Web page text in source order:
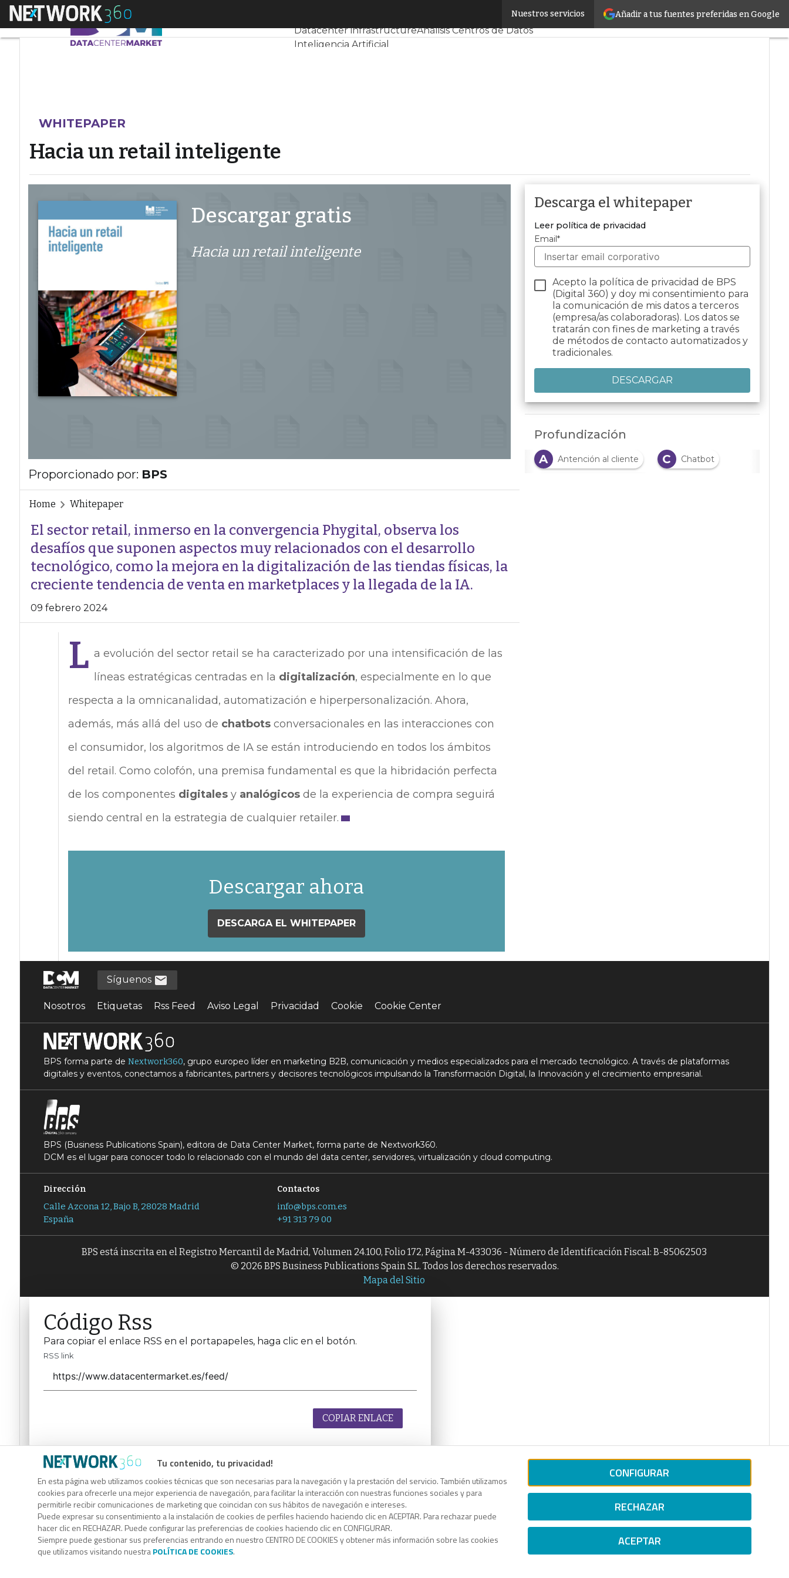
Añadir a tus fuentes preferidas en Google
Nuestros servicios
Menú SostenibilidadTendencias TI
Datacenter infrastructureAnálisis Centros de Datos
Inteligencia Artificial
WHITEPAPER
Hacia un retail inteligente
Descargar gratis
Hacia un retail inteligente
Proporcionado por: BPS
Home Whitepaper
El sector retail, inmerso en la convergencia Phygital, observa los
desafíos que suponen aspectos muy relacionados con el desarrollo
tecnológico, como la mejora en la digitalización de las tiendas físicas, la
creciente tendencia de venta en marketplaces y la llegada de la IA.
09 febrero 2024
L a evolución del sector retail se ha caracterizado por una intensificación de las
líneas estratégicas centradas en la digitalización, especialmente en lo que
respecta a la omnicanalidad, automatización e hiperpersonalización. Ahora,
además, más allá del uso de chatbotsconversacionales en las interacciones con
el consumidor, los algoritmos de IA se están introduciendo en todos los ámbitos
del retail. Como colofón, una premisa fundamental es que la hibridación perfecta
de los componentes digitalesy analógicosde la experiencia de compra seguirá
siendo central en la estrategia de cualquier retailer.
Descargar ahora
DESCARGA EL WHITEPAPER
Descarga el whitepaper
Leer política de privacidad
Email*
Acepto la política de privacidad de BPS
(Digital 360) y doy mi consentimiento para
la comunicación de mis datos a terceros
(empresa/as colaboradoras). Los datos se
tratarán con fines de marketing a través
de métodos de contacto automatizados y
tradicionales.
Profundización
A
Antención al cliente C Chatbot
Tu contenido, tu privacidad!
En esta página web utilizamos cookies técnicas que son necesarias para la navegación y la prestación del servicio. También utilizamos
cookies para ofrecerle una mejor experiencia de navegación, para facilitar la interacción con nuestras funciones sociales y para
permitirle recibir comunicaciones de marketing que coincidan con sus hábitos de navegación e intereses.
Puede expresar su consentimiento a la instalación de cookies de perfiles haciendo haciendo clic en ACEPTAR. Para rechazar puede
hacer clic en RECHAZAR. Puede configurar las preferencias de cookies haciendo clic en CONFIGURAR.
Siempre puede gestionar sus preferencias entrando en nuestro CENTRO DE COOKIES y obtener más información sobre las cookies
que utilizamos visitando nuestraPOLÍTICA DE COOKIES.
CONFIGURAR
RECHAZAR
ACEPTAR
Síguenos
Nosotros Etiquetas Rss Feed Aviso Legal Privacidad Cookie Cookie Center
BPS forma parte de Nextwork360, grupo europeo líder en marketing B2B, comunicación y medios especializados para el mercado tecnológico. A través de plataformas
digitales y eventos, conectamos a fabricantes, partners y decisores tecnológicos impulsando la Transformación Digital, la Innovación y el crecimiento empresarial.
BPS (Business Publications Spain), editora de Data Center Market, forma parte de Nextwork360.
DCM es el lugar para conocer todo lo relacionado con el mundo del data center, servidores, virtualización y cloud computing.
Dirección
Calle Azcona 12, Bajo B, 28028 Madrid
España
Contactos
info@bps.com.es
+91 313 79 00
BPS está inscrita en el Registro Mercantil de Madrid, Volumen 24.100, Folio 172, Página M-433036 - Número de Identificación Fiscal: B-85062503
© 2026 BPS Business Publications Spain S.L. Todos los derechos reservados.
Mapa del Sitio
Código Rss
Para copiar el enlace RSS en el portapapeles, haga clic en el botón.
RSS link
COPIAR ENLACE
Código Rss
Para copiar el enlace RSS en el portapapeles, haga clic en el botón.
RSS link